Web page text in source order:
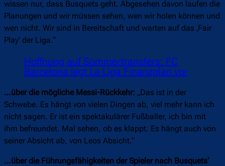
wissen nur, dass Busquets geht. Abgesehen davon laufen die
Planungen und wir müssen sehen, wen wir holen können und
wen nicht. Wir sind in Bereitschaft und warten auf das ‚Fair
Play‘ der Liga.“
Hoffnung auf Sommertransfers: FC
Barcelona legt La Liga Finanzplan vor
…über die mögliche Messi-Rückkehr: „Das ist in der
Schwebe. Es hängt von vielen Dingen ab, viel mehr kann ich
nicht sagen. Er ist ein spektakulärer Fußballer, ich bin mit
ihm befreundet. Mal sehen, ob es klappt. Es hängt auch von
seiner Absicht ab, von Leos Absicht.“
…über die Führungsfähigkeiten der Spieler nach Busquets‘